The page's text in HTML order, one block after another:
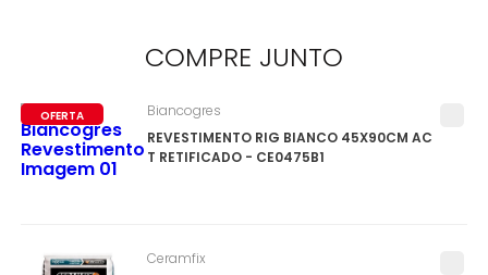
COMPRE JUNTO
OFERTA
REVESTIMENTO RIG BIANCO 45X90CM AC
T RETIFICADO - CE0475B1
Biancogres
Ceramfix